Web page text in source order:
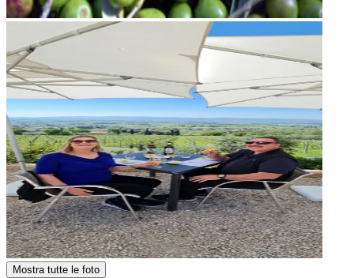
Mostra tutte le foto